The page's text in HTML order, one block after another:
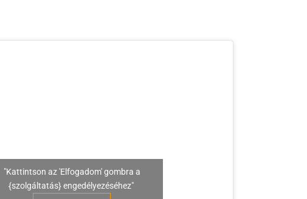
"Kattintson az 'Elfogadom' gombra a
{szolgáltatás} engedélyezéséhez"